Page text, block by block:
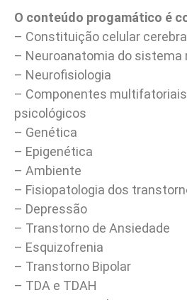
O conteúdo progamático é
– Constituição celular cerebral
– Neuroanatomia do sistema
– Neurofisiologia
– Componentes
psicológicos
– Genética
– Epigenética
– Ambiente
– Fisiopatologia dos
– Depressão
– Transtorno de Ansiedade
– Esquizofrenia
– Transtorno Bipolar
– TDA e TDAH